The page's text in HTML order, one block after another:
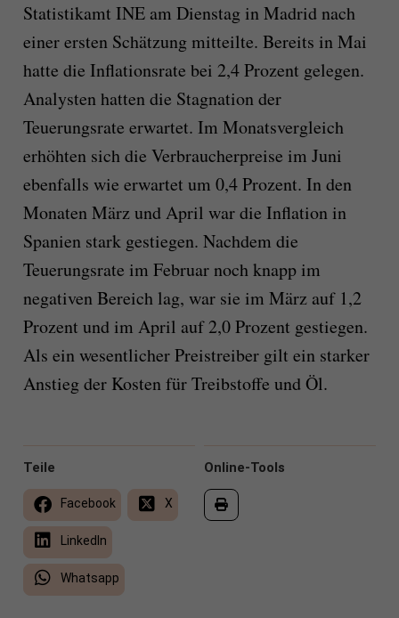
Statistikamt INE am Dienstag in Madrid nach
einer ersten Schätzung mitteilte. Bereits in Mai
hatte die Inflationsrate bei 2,4 Prozent gelegen.
Analysten hatten die Stagnation der
Teuerungsrate erwartet. Im Monatsvergleich
erhöhten sich die Verbraucherpreise im Juni
ebenfalls wie erwartet um 0,4 Prozent. In den
Monaten März und April war die Inflation in
Spanien stark gestiegen. Nachdem die
Teuerungsrate im Februar noch knapp im
negativen Bereich lag, war sie im März auf 1,2
Prozent und im April auf 2,0 Prozent gestiegen.
Als ein wesentlicher Preistreiber gilt ein starker
Anstieg der Kosten für Treibstoffe und Öl.
Online-Tools
Teile
Facebook X
LinkedIn
Whatsapp